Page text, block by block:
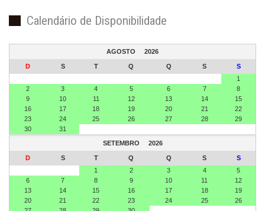
Calendário de Disponibilidade
AGOSTO 2026
D S T Q Q S
S
1
2
3 4 5 6 7
8
9
10 11 12 13 14
15
16
17 18 19 20 21
22
23
24 25 26 27 28
29
30
31
SETEMBRO 2026
D S T Q Q S
S
1
2 3 4
5
6
7 8 9 10 11
12
13
14 15 16 17 18
19
20
21 22 23 24 25
26